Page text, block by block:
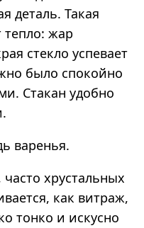
деталь. Такая
жар
стекло успевает
было спокойно
Стакан удобно
варенья.
хрустальных
как витраж,
тонко и искусно